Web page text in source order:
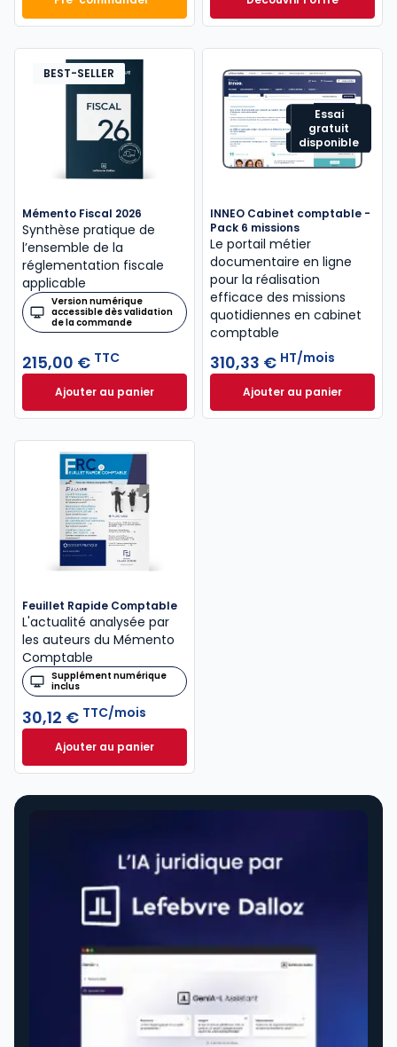
Mémento Comptable 2027 à 199,00 € TTCNavis Comptable
Dès
BEST-SELLER
Mémento Fiscal 2026
Synthèse pratique de
l’ensemble de la
réglementation fiscale
applicable
Version numérique
accessible dès validation
de la commande
215,00 € TTC
Ajouter au panierMémento Fiscal 2026 à 215,00 € TTC
Essai
gratuit
disponible
INNEO Cabinet comptable -
Pack 6 missions
Le portail métier
documentaire en ligne
pour la réalisation
efficace des missions
quotidiennes en cabinet
comptable
310,33 € HT/mois
Ajouter au panier
INNEO Cabinet
Feuillet Rapide Comptable
L'actualité analysée par
les auteurs du Mémento
Comptable
Supplément numérique
inclus
30,12 € TTC/mois
Ajouter au panierFeuillet Rapide Comptable à 30,12 €